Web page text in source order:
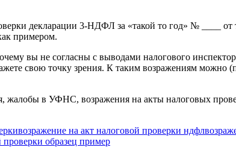
декларации 3-НДФЛ за «такой то год» № ____
примером.
вы не согласны с выводами налогового
свою точку зрения. К таким возражениям
жалобы в УФНС, возражения на акты налоговых
возражение на акт налоговой проверки ндфл
проверки образец пример